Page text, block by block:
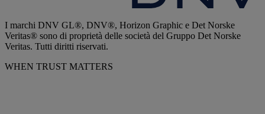
I marchi DNV GL®, DNV®, Horizon Graphic e Det Norske
Veritas® sono di proprietà delle società del Gruppo Det Norske
Veritas. Tutti diritti riservati.
WHEN TRUST MATTERS